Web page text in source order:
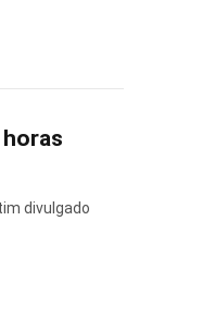
divulgado